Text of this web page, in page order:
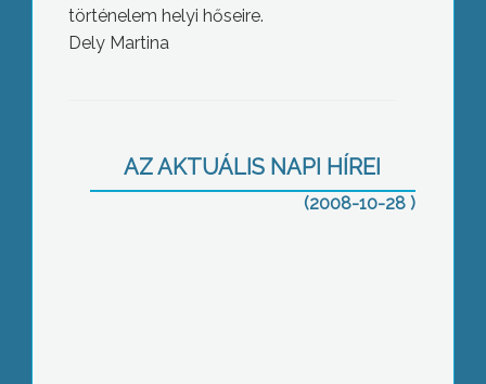
történelem helyi hőseire.
Dely Martina
AZ AKTUÁLIS NAPI HÍREI
(2008-10-28 )